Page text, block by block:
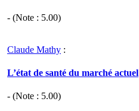
- (Note : 5.00)
Claude Mathy :
L’état de santé du marché actuel
- (Note : 5.00)